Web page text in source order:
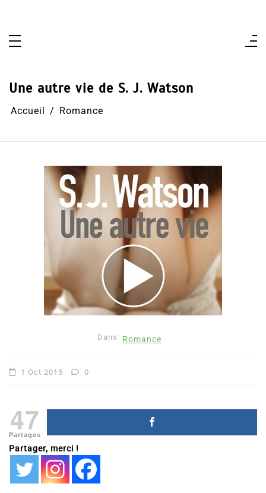
Une autre vie de S. J. Watson
Accueil Romance
Dans Romance
1 Oct 2015 0
47
Partages
Partager, merci !